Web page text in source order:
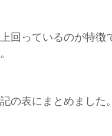
回っているのが特徴